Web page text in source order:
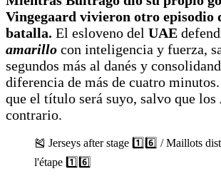
Vingegaard vivieron otro episodio
batalla. El esloveno del UAE
amarillo con inteligencia y fuerza,
segundos más al danés y
diferencia de más de cuatro
que el título será suyo, salvo que los
contrario.
🎽 Jerseys after stage 1️⃣6️⃣ / Maillots
l'étape 1️⃣6️⃣